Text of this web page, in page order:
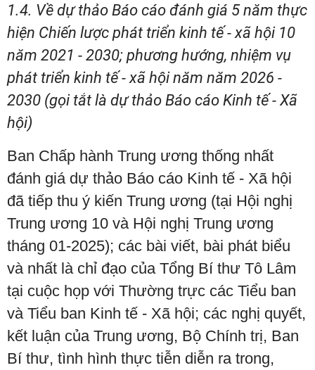
1.4. Về dự thảo Báo cáo đánh giá 5 năm thực
hiện Chiến lược phát triển kinh tế - xã hội 10
năm 2021 - 2030; phương hướng, nhiệm vụ
phát triển kinh tế - xã hội năm năm 2026 -
2030 (gọi tắt là dự thảo Báo cáo Kinh tế - Xã
hội)
Ban Chấp hành Trung ương thống nhất
đánh giá dự thảo Báo cáo Kinh tế - Xã hội
đã tiếp thu ý kiến Trung ương (tại Hội nghị
Trung ương 10 và Hội nghị Trung ương
tháng 01-2025); các bài viết, bài phát biểu
và nhất là chỉ đạo của Tổng Bí thư Tô Lâm
tại cuộc họp với Thường trực các Tiểu ban
và Tiểu ban Kinh tế - Xã hội; các nghị quyết,
kết luận của Trung ương, Bộ Chính trị, Ban
Bí thư, tình hình thực tiễn diễn ra trong,